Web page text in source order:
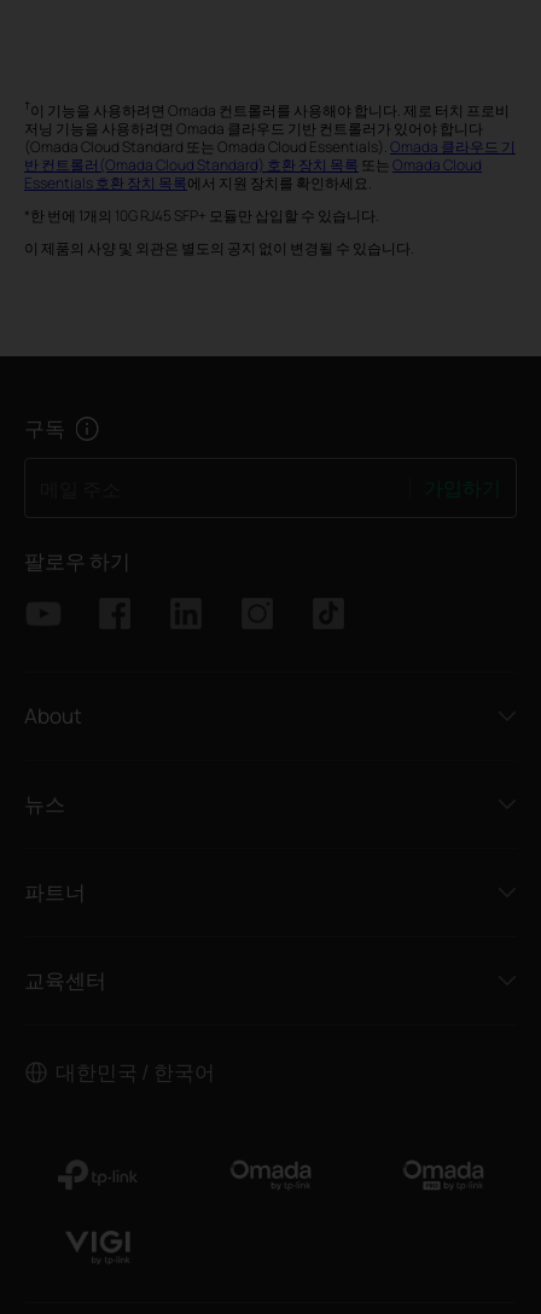
†이 기능을 사용하려면 Omada 컨트롤러를 사용해야 합니다. 제로 터치 프로비
저닝 기능을 사용하려면 Omada 클라우드 기반 컨트롤러가 있어야 합니다
(Omada Cloud Standard 또는 Omada Cloud Essentials).Omada 클라우드 기
반 컨트롤러(Omada Cloud Standard) 호환 장치 목록 또는 Omada Cloud
Essentials 호환 장치 목록에서 지원 장치를 확인하세요.
*한 번에 1개의 10G RJ45 SFP+ 모듈만 삽입할 수 있습니다.
이 제품의 사양 및 외관은 별도의 공지 없이 변경될 수 있습니다.
구독
팔로우 하기
About
뉴스
파트너
교육센터
대한민국 / 한국어